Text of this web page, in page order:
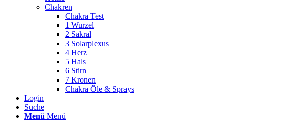
Chakren
Chakra Test
1 Wurzel
2 Sakral
3 Solarplexus
4 Herz
5 Hals
6 Stirn
7 Kronen
Chakra Öle & Sprays
Login
Suche
Menü Menü